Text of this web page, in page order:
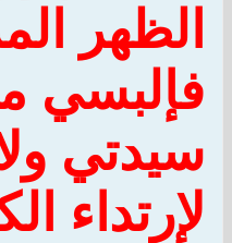
الظهر
فإلبسي
سيدتي
لإرتداء